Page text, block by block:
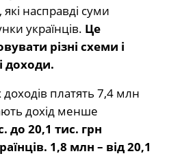
насправді суми
українців. Це
різні схеми і
доходи.
доходів платять 7,4 млн
дохід менше
до 20,1 тис. грн
1,8 млн – від 20,1